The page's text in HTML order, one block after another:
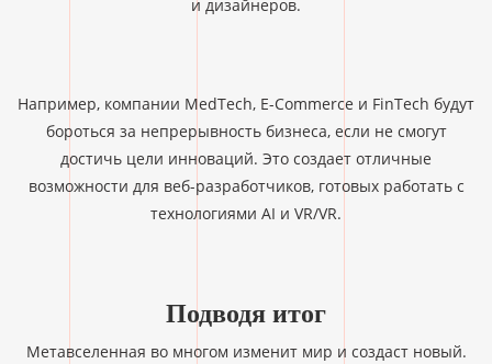
и дизайнеров.
Например, компании MedTech, E-Commerce и FinTech будут
бороться за непрерывность бизнеса, если не смогут
достичь цели инноваций. Это создает отличные
возможности для веб-разработчиков, готовых работать с
технологиями AI и VR/VR.
Подводя итог
Метавселенная во многом изменит мир и создаст новый.